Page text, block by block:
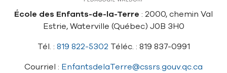
École des Enfants-de-la-Terre : 2000, chemin Val
Estrie, Waterville (Québec) J0B 3H0
Tél. : 819 822-5302 Téléc. : 819 837-0991
Courriel : EnfantsdelaTerre@cssrs.gouv.qc.ca